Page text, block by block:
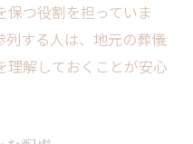
保つ役割を担っていま
列する人は、地元の葬儀
理解しておくことが安心